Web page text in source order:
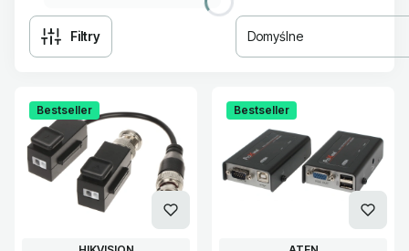
Filtry Domyślne
Bestseller Bestseller